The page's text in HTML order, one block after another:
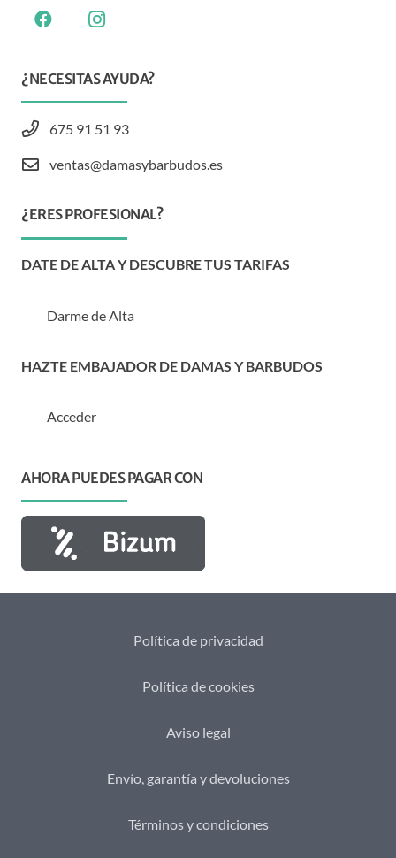
¿NECESITAS AYUDA?
675 91 51 93
ventas@damasybarbudos.es
¿ERES PROFESIONAL?
DATE DE ALTA Y DESCUBRE TUS TARIFAS
Darme de Alta
HAZTE EMBAJADOR DE DAMAS Y BARBUDOS
Acceder
AHORA PUEDES PAGAR CON
Política de privacidad
Política de cookies
Aviso legal
Envío, garantía y devoluciones
Términos y condiciones